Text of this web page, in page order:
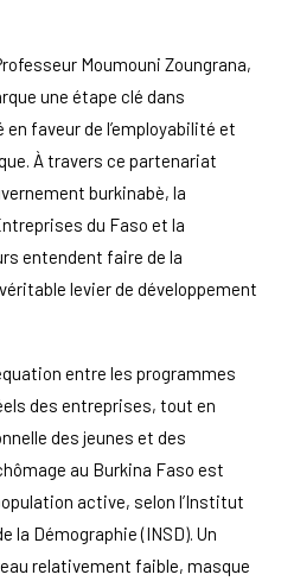
Moumouni Zoungrana,
une étape clé dans
faveur de l’employabilité et
À travers ce partenariat
burkinabè, la
du Faso et la
entendent faire de la
levier de développement
entre les programmes
des entreprises, tout en
des jeunes et des
au Burkina Faso est
active, selon l’Institut
la Démographie (INSD). Un
relativement faible, masque